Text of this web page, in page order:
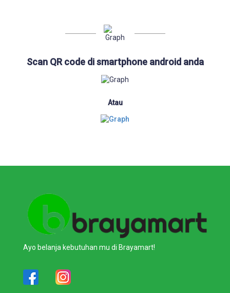
Scan QR code di smartphone android anda
Atau
Ayo belanja kebutuhan mu di Brayamart!